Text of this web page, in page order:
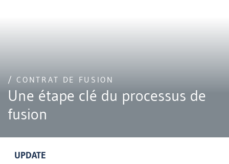
/ CONTRAT DE FUSION
Une étape clé du processus de
fusion
UPDATE